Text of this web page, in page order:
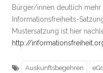
Bürger/innen deutlich
Informationsfreiheits-
Mustersatzung ist hier
http://
Auskunftsbegehren